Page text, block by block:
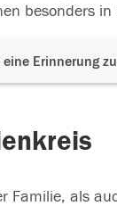
besonders
Erinnerung
als